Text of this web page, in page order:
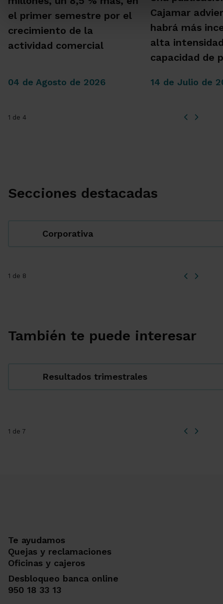
el primer semestre por el
crecimiento de la
actividad comercial
04 de Agosto de 2026
Cajamar
habrá más
alta
capacidad de
14 de Julio de
1 de 4
Secciones destacadas
Corporativa
1 de 8
También te puede interesar
Resultados trimestrales
1 de 7
Te ayudamos
Quejas y reclamaciones
Oficinas y cajeros
Desbloqueo banca online
950 18 33 13